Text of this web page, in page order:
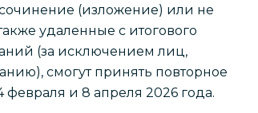
(изложение) или не
удаленные с итогового
(за исключением лиц,
смогут принять повторное
и 8 апреля 2026 года.